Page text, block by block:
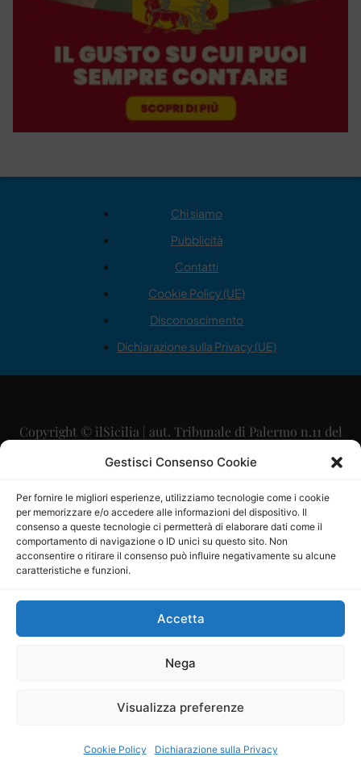
Gestisci Consenso Cookie
Per fornire le migliori esperienze, utilizziamo tecnologie come i cookie
per memorizzare e/o accedere alle informazioni del dispositivo. Il
consenso a queste tecnologie ci permetterà di elaborare dati come il
comportamento di navigazione o ID unici su questo sito. Non
acconsentire o ritirare il consenso può influire negativamente su alcune
caratteristiche e funzioni.
Accetta
Nega
Visualizza preferenze
Cookie Policy Dichiarazione sulla Privacy
Chi siamo
Pubblicità
Contatti
Cookie Policy (UE)
Disconoscimento
Dichiarazione sulla Privacy (UE)
Copyright © ilSicilia | aut. Tribunale di Palermo n.11 del
29/09/2015
Direttore Editoriale: Maurizio Scaglione
Direttore Responsabile: Maria Calabrese
P.IVA: 06334930820
Mercurio Comunicazione Società Cooperativa a r.l. è
iscritta al Registro degli Operatori di Comunicazione al
Sito gestito daLa Digitale srl–info@ladigitale.it